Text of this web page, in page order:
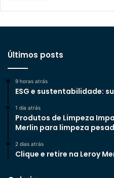
Últimos posts
9 horas atrás
ESG e sustentabilidade:
1 dia atrás
Produtos de Limpeza
Merlin para limpeza
2 dias atrás
Clique e retire na Leroy